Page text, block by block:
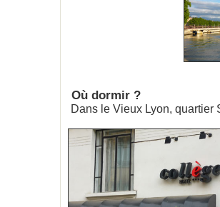
Où dormir ?
Dans le Vieux Lyon, quartier